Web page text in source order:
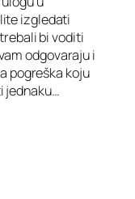
izgledati
bi voditi
odgovaraju i
pogreška koju
jednaku…